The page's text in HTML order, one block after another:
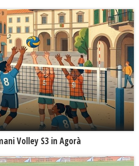
Volley S3 in Agorà